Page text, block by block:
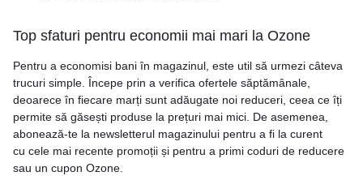
Top sfaturi pentru economii mai mari la Ozone
Pentru a economisi bani în magazinul, este util să urmezi câteva
trucuri simple. Începe prin a verifica ofertele săptămânale,
deoarece în fiecare marți sunt adăugate noi reduceri, ceea ce îți
permite să găsești produse la prețuri mai mici. De asemenea,
abonează-te la newsletterul magazinului pentru a fi la curent
cu cele mai recente promoții și pentru a primi coduri de reducere
sau un cupon Ozone.